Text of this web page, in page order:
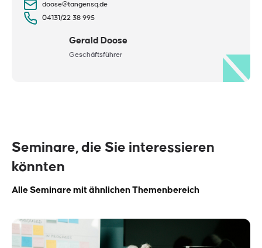
doose@tangensq.de
04131/22 38 995
Gerald Doose
Geschäftsführer
Seminare, die Sie interessieren
könnten
Alle Seminare mit ähnlichen Themenbereich